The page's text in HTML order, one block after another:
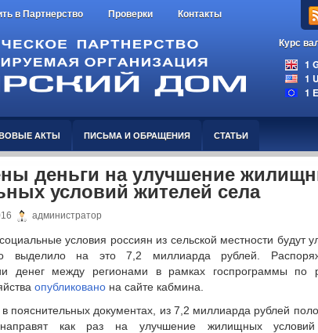
в Партнерство Проверки Контакты
Курс
1
1
1
АКТЫ ПИСЬМА И ОБРАЩЕНИЯ СТАТЬИ
деньги на улучшение
условий жителей села
администратор
условия россиян из сельской местности будут
выделило на это 7,2 миллиарда рублей.
денег между регионами в рамках госпрограммы по
опубликовано на сайте кабмина.
в пояснительных документах, из 7,2 миллиарда рублей
как раз на улучшение жилищных